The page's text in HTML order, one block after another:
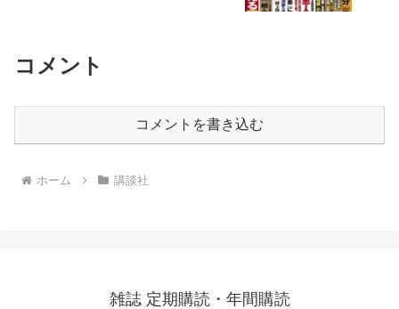
コメント
コメントを書き込む
ホーム 講談社
雑誌 定期購読・年間購読